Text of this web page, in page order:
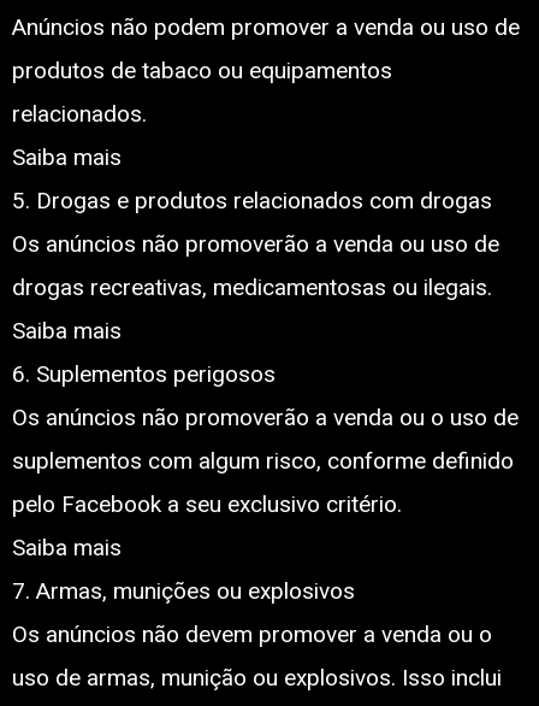
Anúncios não podem promover a venda ou uso de
produtos de tabaco ou equipamentos
relacionados.
Saiba mais
5. Drogas e produtos relacionados com drogas
Os anúncios não promoverão a venda ou uso de
drogas recreativas, medicamentosas ou ilegais.
Saiba mais
6. Suplementos perigosos
Os anúncios não promoverão a venda ou o uso de
suplementos com algum risco, conforme definido
pelo Facebook a seu exclusivo critério.
Saiba mais
7. Armas, munições ou explosivos
Os anúncios não devem promover a venda ou o
uso de armas, munição ou explosivos. Isso inclui